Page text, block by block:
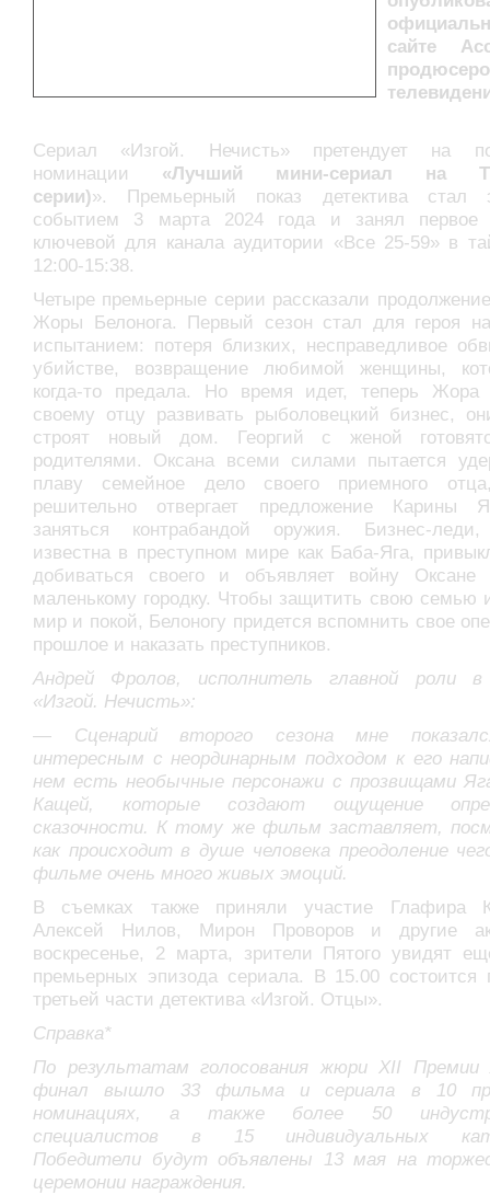
сайте
Сериал «Изгой. Нечисть» претендует на
номинации «Лучший мини-сериал на
серии)». Премьерный показ детектива стал
событием 3 марта 2024 года и занял первое
ключевой для канала аудитории «Все 25-59» в
12:00-15:38.
Четыре премьерные серии рассказали
Жоры Белонога. Первый сезон стал для героя
испытанием: потеря близких, несправедливое
убийстве, возвращение любимой женщины,
когда-то предала. Но время идет, теперь Жора
своему отцу развивать рыболовецкий бизнес,
строят новый дом. Георгий с женой
родителями. Оксана всеми силами пытается
плаву семейное дело своего приемного
решительно отвергает предложение Карины
заняться контрабандой оружия. Бизнес-леди,
известна в преступном мире как Баба-Яга,
добиваться своего и объявляет войну
маленькому городку. Чтобы защитить свою семью
мир и покой, Белоногу придется вспомнить свое
прошлое и наказать преступников.
Андрей Фролов, исполнитель главной роли в
«Изгой. Нечисть»:
— Сценарий второго сезона мне
интересным с неординарным подходом к его
нем есть необычные персонажи с прозвищами
Кащей, которые создают ощущение
сказочности. К тому же фильм заставляет,
как происходит в душе человека преодоление
фильме очень много живых эмоций.
В съемках также приняли участие Глафира
Алексей Нилов, Мирон Проворов и другие
воскресенье, 2 марта, зрители Пятого увидят
премьерных эпизода сериала. В 15.00 состоится
третьей части детектива «Изгой. Отцы».
Справка*
По результатам голосования жюри XII
финал вышло 33 фильма и сериала в 10
номинациях, а также более 50
специалистов в 15 индивидуальных
Победители будут объявлены 13 мая на
церемонии награждения.